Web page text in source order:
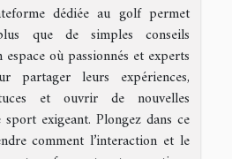
dédiée au golf permet
que de simples conseils
espace où passionnés et experts
partager leurs expériences,
et ouvrir de nouvelles
exigeant. Plongez dans ce
comment l’interaction et le